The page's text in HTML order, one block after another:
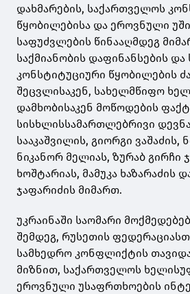
დახმარების, საქართველოს
წყობილებისა და ეროვნული
საფუძვლების წინააღმდეგ
საქმიანობის დაფინანსების
კონსტიტუციური წყობილების
შეცვლისაკენ, სახელმწიფო
დამხობისაკენ მოწოდების
სისხლისსამართლებრივი
სააკაშვილის, გიორგი ვაშაძის,
ნიკანორ მელიას, ზურაბ გირჩი
ხოშტარიას, მამუკა ხაზარაძის
ჯაფარიძის მიმართ.
უკრაინაში საომარი
შემდეგ, რუსეთის
სამხედრო კონფლიქტის
მიზნით, საქართველოს
ეროვნული უსაფრთხოების